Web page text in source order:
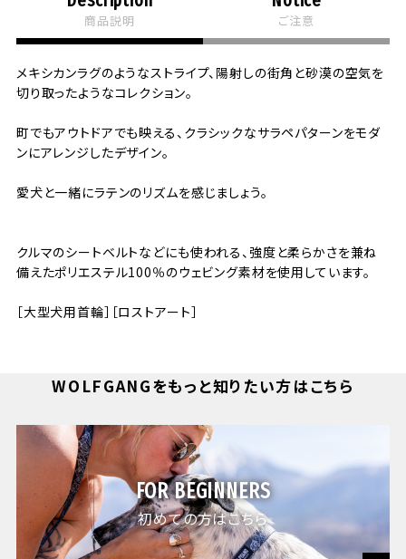
商品説明 ご注意
メキシカンラグのようなストライプ、陽射しの街角と砂漠の空気を
切り取ったようなコレクション。
町でもアウトドアでも映える、クラシックなサラペパターンをモダ
ンにアレンジしたデザイン。
愛犬と一緒にラテンのリズムを感じましょう。
クルマのシートベルトなどにも使われる、強度と柔らかさを兼ね
備えたポリエステル100％のウェビング素材を使用しています。
［大型犬用首輪］［ロストアート］
WOLFGANGをもっと知りたい方はこちら
FOR BEGINNERS
初めての方はこちら